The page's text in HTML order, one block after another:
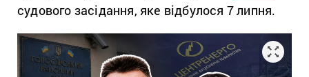
судового засідання, яке відбулося 7 липня.